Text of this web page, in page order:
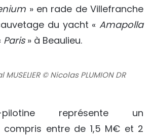
» en rade de Villefranche
du yacht « Amapolla
Paris» à Beaulieu.
© Nicolas PLUMION DR
représente un
compris entre de 1,5 M€ et 2